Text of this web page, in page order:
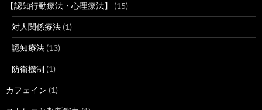
【認知行動療法・心理療法】 (15)
対人関係療法 (1)
認知療法 (13)
防衛機制 (1)
カフェイン (1)